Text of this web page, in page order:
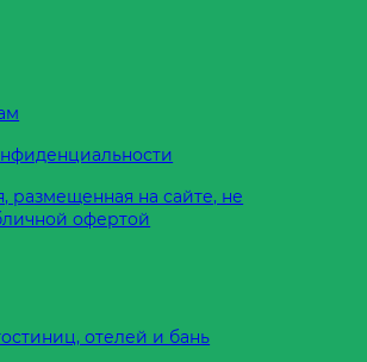
размещенная на сайте, не
офертой
отелей и бань